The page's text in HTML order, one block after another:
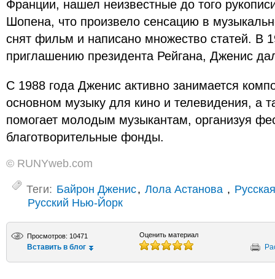
Франции, нашел неизвестные до того
Шопена, что произвело сенсацию в
снят фильм и написано множество статей. В
приглашению президента Рейгана, Дженис
С 1988 года Дженис активно занимается
основном музыку для кино и телевидения, а
помогает молодым музыкантам, организуя
благотворительные фонды.
© RUNYweb.com
Теги: Байрон Дженис, Лола Астанова ,
Русский Нью-Йорк
Просмотров: 10471
Вставить в блог
Оценить материал